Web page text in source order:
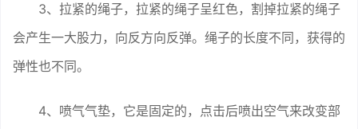
3、拉紧的绳子，拉紧的绳子呈红色，割掉拉紧的绳子
会产生一大股力，向反方向反弹。绳子的长度不同，获得的
弹性也不同。
4、喷气气垫，它是固定的，点击后喷出空气来改变部